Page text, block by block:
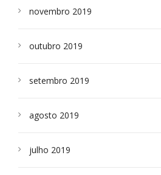
novembro 2019
outubro 2019
setembro 2019
agosto 2019
julho 2019